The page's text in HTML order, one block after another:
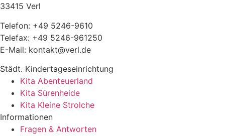
33415 Verl
Telefon: +49 5246-9610
Telefax: +49 5246-961250
E-Mail: kontakt@verl.de
Städt. Kindertageseinrichtung
Kita Abenteuerland
Kita Sürenheide
Kita Kleine Strolche
Informationen
Fragen & Antworten